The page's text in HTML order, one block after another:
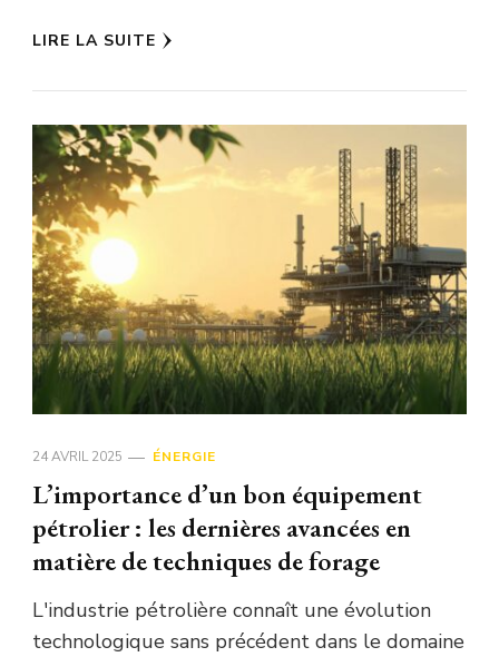
LIRE LA SUITE
24 AVRIL 2025 ÉNERGIE
L’importance d’un bon équipement
pétrolier : les dernières avancées en
matière de techniques de forage
L'industrie pétrolière connaît une évolution
technologique sans précédent dans le domaine